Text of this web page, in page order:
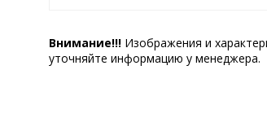
Внимание!!! Изображения и
уточняйте информацию у менеджера.